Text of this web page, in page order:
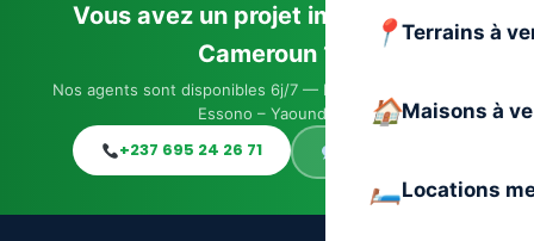
Terrains à
Maisons à
Locations
Vous avez un projet immobilier au
Cameroun ?
Nos agents sont disponibles 6j/7 — Immeuble JACO, Elig-
Essono – Yaoundé
+237 695 24 26 71